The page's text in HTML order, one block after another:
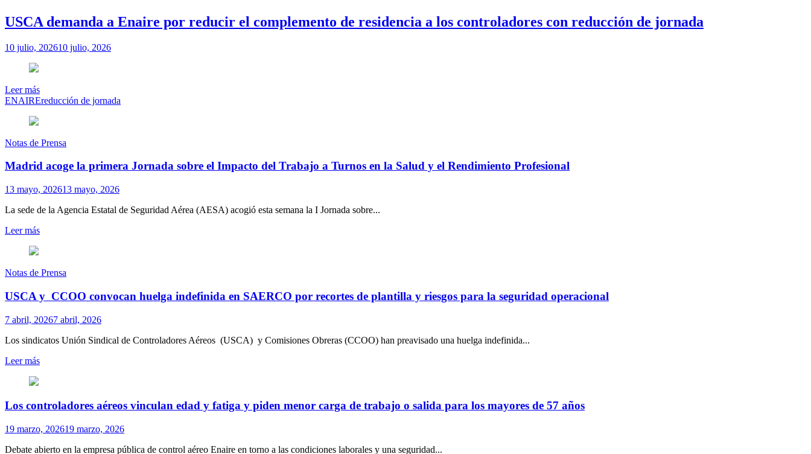
USCA demanda a Enaire por reducir el complemento de residencia a los controladores con reducción de jornada
10 julio, 202610 julio, 2026
Leer más
ENAIREreducción de jornada
Notas de Prensa
Madrid acoge la primera Jornada sobre el Impacto del Trabajo a Turnos en la Salud y el Rendimiento Profesional
13 mayo, 202613 mayo, 2026
La sede de la Agencia Estatal de Seguridad Aérea (AESA) acogió esta semana la I Jornada sobre...
Leer más
Notas de Prensa
USCA y CCOO convocan huelga indefinida en SAERCO por recortes de plantilla y riesgos para la seguridad operacional
7 abril, 20267 abril, 2026
Los sindicatos Unión Sindical de Controladores Aéreos (USCA) y Comisiones Obreras (CCOO) han preavisado una huelga indefinida...
Leer más
Los controladores aéreos vinculan edad y fatiga y piden menor carga de trabajo o salida para los mayores de 57 años
19 marzo, 202619 marzo, 2026
Debate abierto en la empresa pública de control aéreo Enaire en torno a las condiciones laborales y una seguridad...